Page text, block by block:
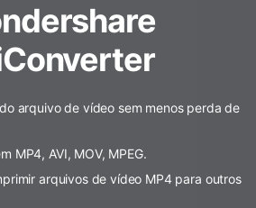
Windows
Mac
de voz em texto
para áudio e vídeo.
recursos de conversão
e inteligentes.
Popular
UniConverter? Aprenda o guia
arquivo de vídeo sem menos perda de
MP4, AVI, MOV, MPEG.
arquivos de vídeo MP4 para outros